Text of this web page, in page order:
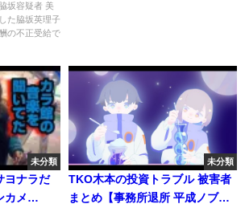
坂容疑者 美
た脇坂英理子
の不正受給で
未分類
ヨナラだ
カメ
未分類
TKO木本の投資トラブル 被害者
まとめ【事務所退所 平成ノブシ